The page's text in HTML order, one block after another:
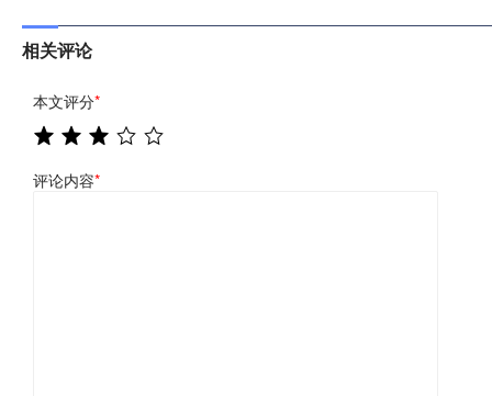
相关评论
本文评分*
评论内容*